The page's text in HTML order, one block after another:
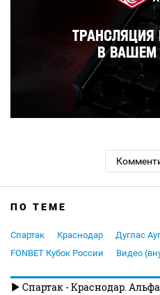
ПО ТЕМЕ
Спартак Краснодар Дуглас
FONBET Кубок России
Видео
Спартак - Краснодар.